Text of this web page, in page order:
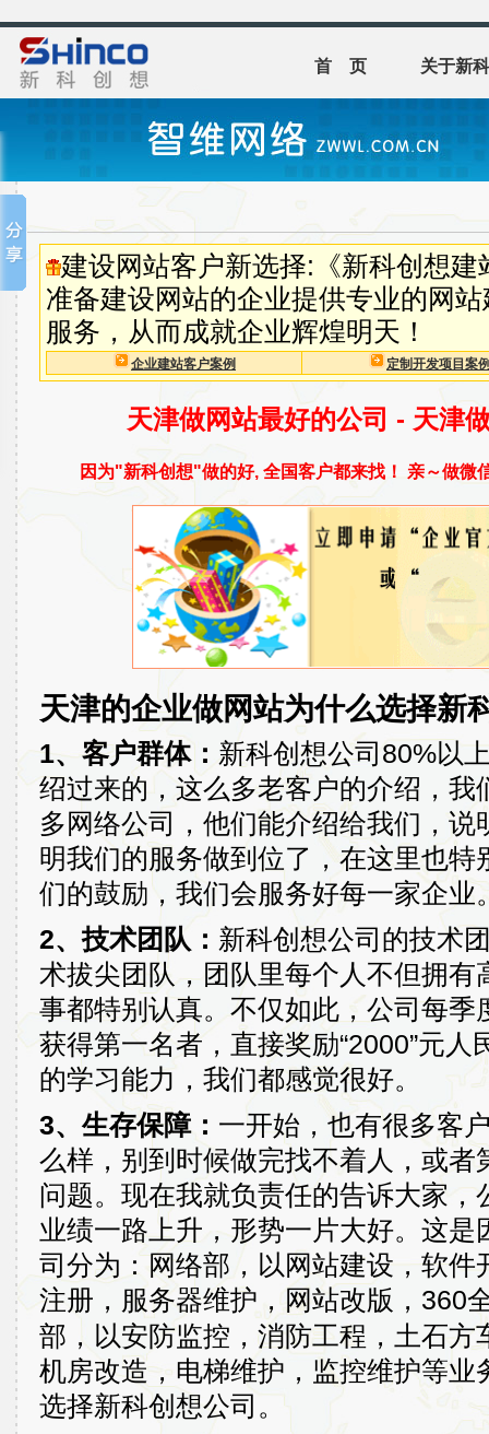
首 页 关于新
建设网站客户新选择:《新科创想
准备建设网站的企业提供专业的网
服务，从而成就企业辉煌明天！
企业建站客户案例 定制开发项目案
天津做网站最好的公司 - 天津
因为"新科创想"做的好, 全国客户都来找！ 亲～做微
天津的企业做网站为什么选择新
1、客户群体： 新科创想公司80%以
绍过来的，这么多老客户的介绍，我
多网络公司，他们能介绍给我们，
明我们的服务做到位了，在这里也
们的鼓励，我们会服务好每一家企业
2、技术团队： 新科创想公司的技术
术拔尖团队，团队里每个人不但拥
事都特别认真。不仅如此，公司每季
获得第一名者，直接奖励“2000”元
的学习能力，我们都感觉很好。
3、生存保障： 一开始，也有很多客
么样，别到时候做完找不着人，或者
问题。现在我就负责任的告诉大家
业绩一路上升，形势一片大好。这
司分为：网络部，以网站建设，软件
注册，服务器维护，网站改版，360
部，以安防监控，消防工程，土石方
机房改造，电梯维护，监控维护等业
选择新科创想公司。